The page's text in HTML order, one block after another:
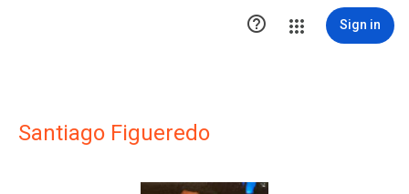
 Sign in
Santiago Figueredo